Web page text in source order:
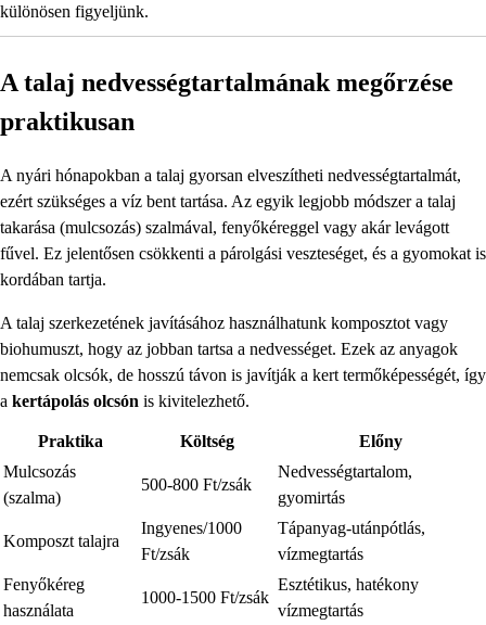
különösen figyeljünk.
A talaj nedvességtartalmának megőrzése
praktikusan
A nyári hónapokban a talaj gyorsan elveszítheti nedvességtartalmát,
ezért szükséges a víz bent tartása. Az egyik legjobb módszer a talaj
takarása (mulcsozás) szalmával, fenyőkéreggel vagy akár levágott
fűvel. Ez jelentősen csökkenti a párolgási veszteséget, és a gyomokat is
kordában tartja.
A talaj szerkezetének javításához használhatunk komposztot vagy
biohumuszt, hogy az jobban tartsa a nedvességet. Ezek az anyagok
nemcsak olcsók, de hosszú távon is javítják a kert termőképességét, így
a kertápolás olcsón is kivitelezhető.
Praktika Költség
Előny
Mulcsozás
(szalma)
500-800 Ft/zsák
Nedvességtartalom,
gyomirtás
Komposzt talajra
Ingyenes/1000
Ft/zsák
Tápanyag-utánpótlás,
vízmegtartás
Fenyőkéreg
használata
1000-1500 Ft/zsák
Esztétikus, hatékony
vízmegtartás